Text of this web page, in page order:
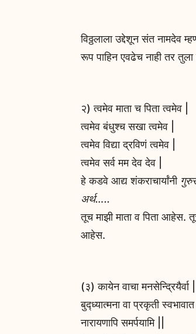
विठ्ठलाला उद्देशून संत नामदेव
रूप पाहिन एवढेच नाही तर
२) त्वमेव माता च पिता त्वमेव |
त्वमेव बंधुश्च सखा त्वमेव |
त्वमेव विद्या द्रविणं त्वमेव |
त्वमेव सर्व मम देव देव |
हे कडवे आद्य शंकराचार्यांनी
अर्थ…..
तूच माझी माता व पिता
आहेस.
(३) कायेन वाचा मनसेन्द्रियैर्वा |
बुद्ध्यात्मना वा प्रकृती
नारायणापि समर्पयामि ||